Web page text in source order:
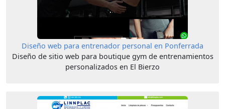
Diseño web para entrenador personal en Ponferrada
Diseño de sitio web para boutique gym de entrenamientos
personalizados en El Bierzo